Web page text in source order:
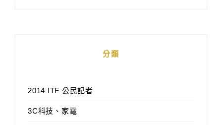
分類
2014 ITF 公民記者
3C科技、家電